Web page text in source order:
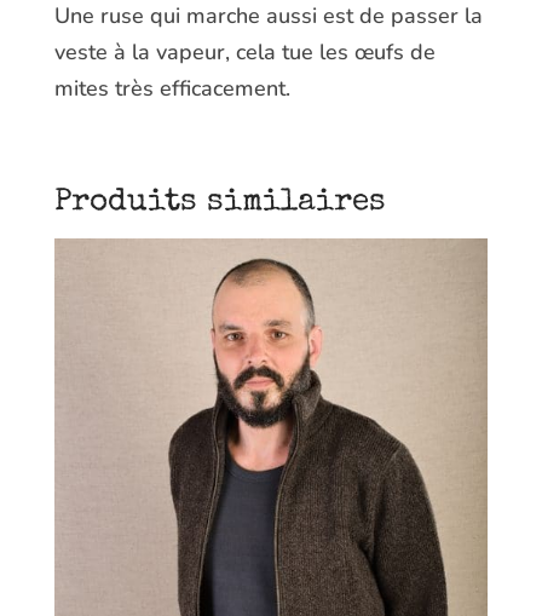
Une ruse qui marche aussi est de passer la
veste à la vapeur, cela tue les œufs de
mites très efficacement.
Produits similaires